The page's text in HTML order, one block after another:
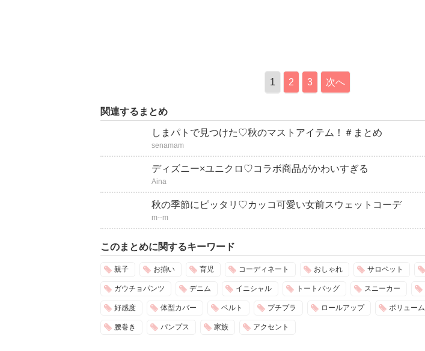
1 2 3 次へ
関連するまとめ
しまパトで見つけた♡秋のマストアイテム！＃まとめ
senamam
ディズニー×ユニクロ♡コラボ商品がかわいすぎる
Aina
秋の季節にピッタリ♡カッコ可愛い女前スウェットコーデ
m--m
このまとめに関するキーワード
親子 お揃い 育児 コーディネート おしゃれ サロペット
ガウチョパンツ デニム イニシャル トートバッグ スニーカー
好感度 体型カバー ベルト プチプラ ロールアップ ボリューム
腰巻き パンプス 家族 アクセント